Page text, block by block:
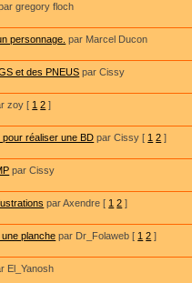
gregory floch
personnage. par Marcel Ducon
et des PNEUS par Cissy
zoy [ 1 2 ]
réaliser une BD par Cissy [ 1 2 ]
par Cissy
par Axendre [ 1 2 ]
planche par Dr_Folaweb [ 1 2 ]
El_Yanosh